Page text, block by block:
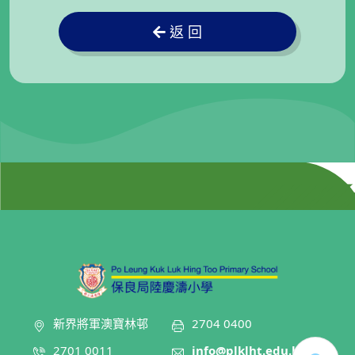
返 回
新界將軍澳寶林邨
2701 0011
2704 0400
info@plklht.edu.hk